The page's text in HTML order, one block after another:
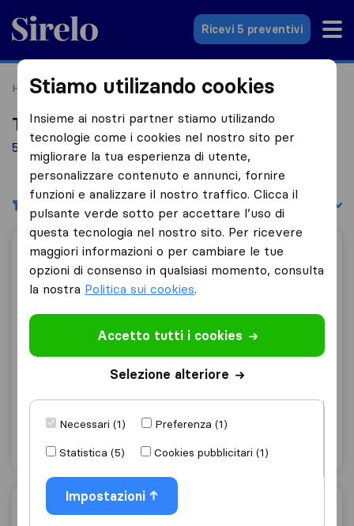
Sirelo.it
Ricevi 5 preventivi
Home Le 10 migliori aziende di traslochi in Italia
Top 10 traslocatori a Altopascio
5 aziende di traslochi trovate a Altopascio
Filtri Filtra per:
Mirco Traslochi
3
Mirco Traslochi
Chiedi preventivo
2 valutazioni come "Economico"
EMB Traslochi e Servizi
Stiamo utilizando cookies
Insieme ai nostri partner stiamo utilizando
tecnologie come i cookies nel nostro sito per
migliorare la tua esperienza di utente,
personalizzare contenuto e annunci, fornire
funzioni e analizzare il nostro traffico. Clicca il
pulsante verde sotto per accettare l’uso di
questa tecnologia nel nostro sito. Per ricevere
maggiori informazioni o per cambiare le tue
opzioni di consenso in qualsiasi momento, consulta
la nostra Politica sui cookies.
Accetto tutti i cookies
Selezione alteriore
Necessari (1)
Preferenza (1)
Statistica (5)
Cookies pubblicitari (1)
Impostazioni